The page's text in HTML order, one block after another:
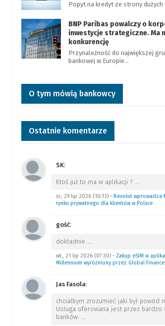
Popyt na kredyt ze strony
BNP Paribas powalczy o
inwestycje strategiczne. Ma
konkurencję
Przynależność do największej
bankowej w Europie…
O tym mówią bankowcy
Ostatnie komentarze
SK:
Ktoś już to ma w aplikacji ? …
śr., 29 lip 2026 (10:13)• Revolut wprowadza
rynku prywatnego dla klientów w Polsce
gość:
dokładnie …
wt., 21 lip 2026 (07:30)• Zakup eSIM w
Millennium wyróżniony przez Global Finance
Jas Fasola:
chciałbym zrozumieć jaki był powód
Usługa oferowana jest przez bardzo
banków. …